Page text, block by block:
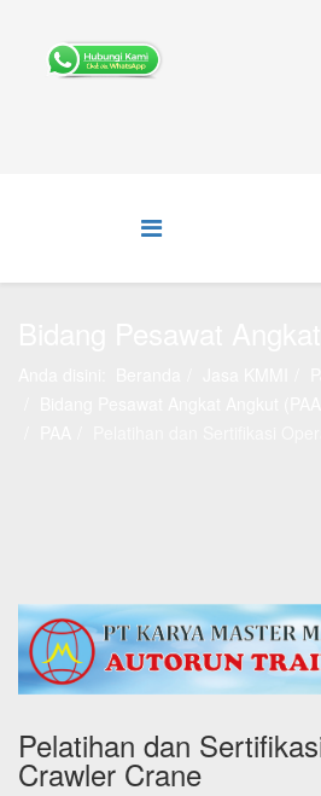
Pelatihan dan
Crawler Crane